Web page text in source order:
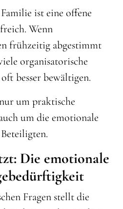
ist eine offene
Wenn
frühzeitig abgestimmt
organisatorische
besser bewältigen.
um praktische
um die emotionale
Die emotionale
Fragen stellt die